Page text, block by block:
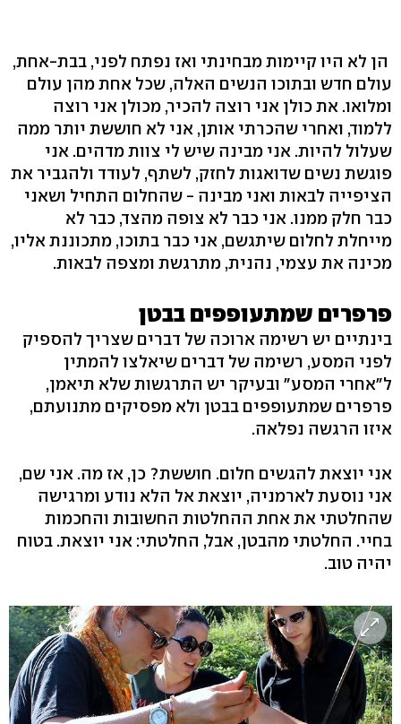
הן לא היו קיימות מבחינתי ואז נפתח לפני, בבת-אחת,
עולם חדש ובתוכו הנשים האלה, שכל אחת מהן עולם
ומלואו. את כולן אני רוצה להכיר, מכולן אני רוצה
ללמוד, ואחרי שהכרתי אותן, אני לא חוששת יותר ממה
שעלול להיות. אני מבינה שיש לי צוות מדהים. אני
פוגשת נשים שדואגות לחזק, לשתף, לעודד ולהגביר את
הציפייה לבאות ואני מבינה - שהחלום התחיל ושאני
כבר חלק ממנו. אני כבר לא צופה מהצד, כבר לא
מייחלת לחלום שיתגשם, אני כבר בתוכו, מתכוננת אליו,
מכינה את עצמי, נהנית, מתרגשת ומצפה לבאות.
פרפרים שמתעופפים בבטן
בינתיים יש רשימה ארוכה של דברים שצריך להספיק
לפני המסע, רשימה של דברים שיאלצו להמתין
ל"אחרי המסע" ובעיקר יש התרגשות שלא תיאמן,
פרפרים שמתעופפים בבטן ולא מפסיקים מתנועתם,
איזו הרגשה נפלאה.
אני יוצאת להגשים חלום. חוששת? כן, אז מה. אני שם,
אני נוסעת לארמניה, יוצאת אל הלא נודע ומרגישה
שהחלטתי את אחת ההחלטות החשובות והחכמות
בחיי. החלטתי מהבטן, אבל, החלטתי: אני יוצאת. בטוח
יהיה טוב.